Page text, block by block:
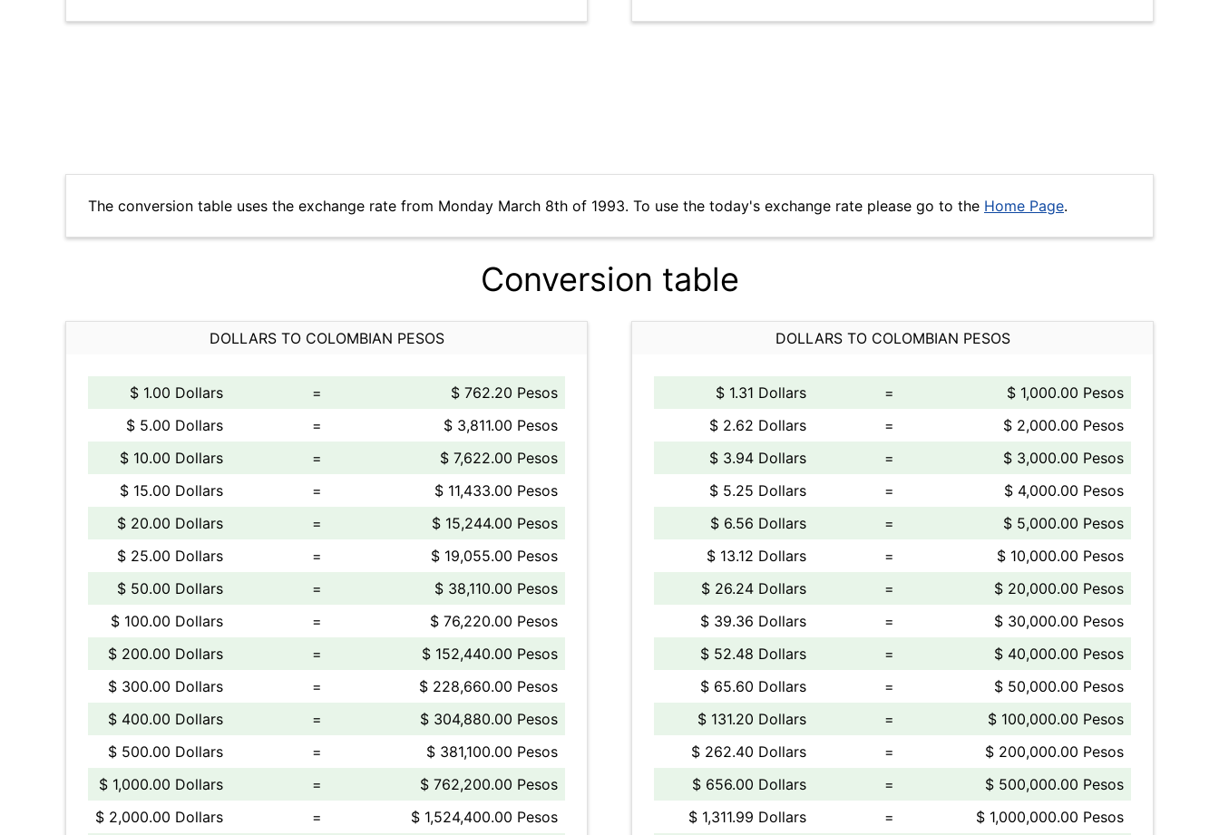
The conversion table uses the exchange rate from Monday March 8th of 1993. To use the today's exchange rate please go to the Home Page.
Conversion table
DOLLARS TO COLOMBIAN PESOS
$ 1.00 Dollars =
$ 762.20 Pesos
$ 5.00 Dollars
=
$ 3,811.00 Pesos
$ 10.00 Dollars
=
$ 7,622.00 Pesos
$ 15.00 Dollars
=
$ 11,433.00 Pesos
$ 20.00 Dollars
=
$ 15,244.00 Pesos
$ 25.00 Dollars
=
$ 19,055.00 Pesos
$ 50.00 Dollars
=
$ 38,110.00 Pesos
$ 100.00 Dollars
=
$ 76,220.00 Pesos
$ 200.00 Dollars
=
$ 152,440.00 Pesos
$ 300.00 Dollars
=
$ 228,660.00 Pesos
$ 400.00 Dollars
=
$ 304,880.00 Pesos
$ 500.00 Dollars
=
$ 381,100.00 Pesos
$ 1,000.00 Dollars
=
$ 762,200.00 Pesos
$ 2,000.00 Dollars
= $ 1,524,400.00 Pesos
DOLLARS TO COLOMBIAN PESOS
$ 1.31 Dollars =
$ 1,000.00 Pesos
$ 2.62 Dollars
=
$ 2,000.00 Pesos
$ 3.94 Dollars
=
$ 3,000.00 Pesos
$ 5.25 Dollars
=
$ 4,000.00 Pesos
$ 6.56 Dollars
=
$ 5,000.00 Pesos
$ 13.12 Dollars
=
$ 10,000.00 Pesos
$ 26.24 Dollars
=
$ 20,000.00 Pesos
$ 39.36 Dollars
=
$ 30,000.00 Pesos
$ 52.48 Dollars
=
$ 40,000.00 Pesos
$ 65.60 Dollars
=
$ 50,000.00 Pesos
$ 131.20 Dollars
=
$ 100,000.00 Pesos
$ 262.40 Dollars
=
$ 200,000.00 Pesos
$ 656.00 Dollars
=
$ 500,000.00 Pesos
$ 1,311.99 Dollars
= $ 1,000,000.00 Pesos